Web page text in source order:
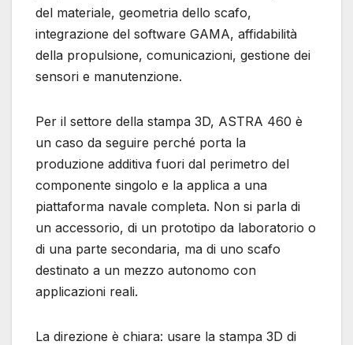
del materiale, geometria dello scafo,
integrazione del software GAMA, affidabilità
della propulsione, comunicazioni, gestione dei
sensori e manutenzione.
Per il settore della stampa 3D, ASTRA 460 è
un caso da seguire perché porta la
produzione additiva fuori dal perimetro del
componente singolo e la applica a una
piattaforma navale completa. Non si parla di
un accessorio, di un prototipo da laboratorio o
di una parte secondaria, ma di uno scafo
destinato a un mezzo autonomo con
applicazioni reali.
La direzione è chiara: usare la stampa 3D di